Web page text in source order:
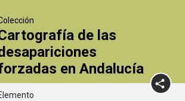
de las
en Andalucía